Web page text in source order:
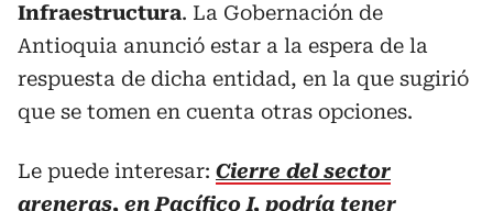
Infraestructura. La Gobernación de
Antioquia anunció estar a la espera de la
respuesta de dicha entidad, en la que sugirió
que se tomen en cuenta otras opciones.
Le puede interesar: Cierre del sector
areneras, en Pacífico I, podría tener